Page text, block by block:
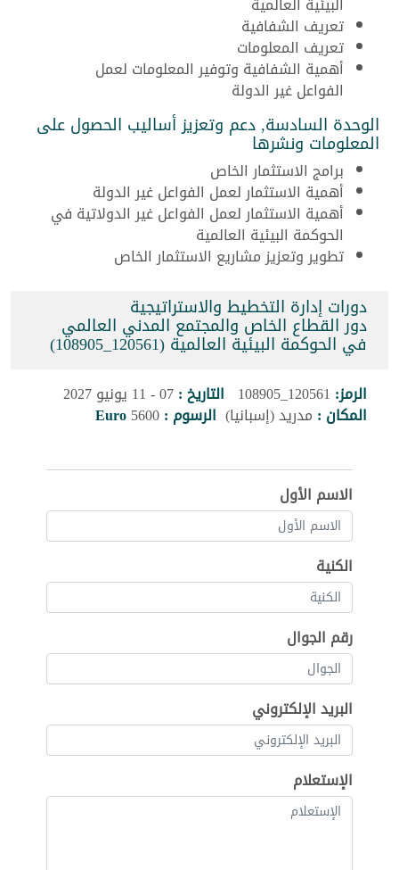
تعريف الشفافية
تعريف المعلومات
أهمية الشفافية وتوفير المعلومات لعمل
الفواعل غير الدولة
الوحدة السادسة, دعم وتعزيز أساليب الحصول على
المعلومات ونشرها
برامج الاستثمار الخاص
أهمية الاستثمار لعمل الفواعل غير الدولة
أهمية الاستثمار لعمل الفواعل غير الدولاتية في
الحوكمة البيئية العالمية
تطوير وتعزيز مشاريع الاستثمار الخاص
دورات إدارة التخطيط والاستراتيجية
دور القطاع الخاص والمجتمع المدني العالمي
في الحوكمة البيئية العالمية (120561_108905)
الرمز: 120561_108905 التاريخ :07 - 11 يونيو 2027
المكان : مدريد (إسبانيا) الرسوم :5600
Euro
الاسم الأول
الكنية
رقم الجوال
البريد الإلكتروني
الإستعلام